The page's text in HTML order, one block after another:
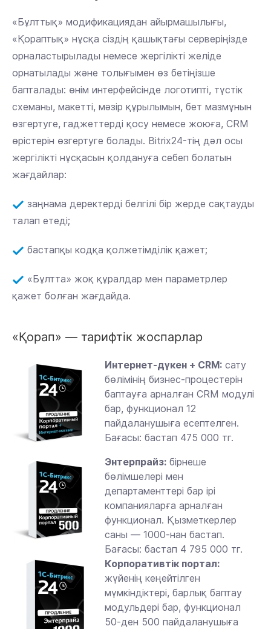
«Бұлттық» модификациядан айырмашылығы,
«Қораптық» нұсқа сіздің қашықтағы серверіңізде
орналастырылады немесе жергілікті желіде
орнатылады және толығымен өз бетіңізше
бапталады: өнім интерфейсінде логотипті, түстік
схеманы, макетті, мәзір құрылымын, бет мазмұнын
өзгертуге, гаджеттерді қосу немесе жоюға, CRM
өрістерін өзгертуге болады. Bitrix24-тің дәл осы
жергілікті нұсқасын қолдануға себеп болатын
жағдайлар:
заңнама деректерді белгілі бір жерде сақтауды
талап етеді;
бастапқы кодқа қолжетімділік қажет;
«Бұлтта» жоқ құралдар мен параметрлер
қажет болған жағдайда.
«Қорап» — тарифтік жоспарлар
Интернет-дүкен + CRM: сату
бөлімінің бизнес-процестерін
баптауға арналған CRM модулі
бар, функционал 12
пайдаланушыға есептелген.
Бағасы: бастап 475 000 тг.
Энтерпрайз: бірнеше
бөлімшелері мен
департаменттері бар ірі
компанияларға арналған
функционал. Қызметкерлер
саны — 1000-нан бастап.
Бағасы: бастап 4 795 000 тг.
Корпоративтік портал:
жүйенің кеңейтілген
мүмкіндіктері, барлық баптау
модульдері бар, функционал
50-ден 500 пайдаланушыға